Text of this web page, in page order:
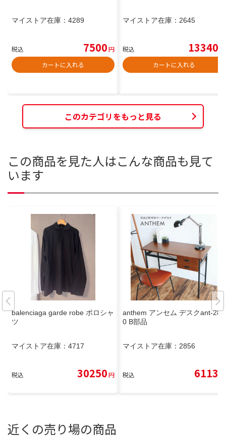
マイストア在庫： 4289
税込 7500円
カートに入れる
マイストア在庫： 2645
税込 13340
カートに入れる
このカテゴリをもっと見る
この商品を見た人はこんな商品も見て
います
balenciaga garde robe ポロシャ
ツ
マイストア在庫： 4717
税込 30250円
anthem アンセム デスクant-284
0 B部品
マイストア在庫： 2856
税込 6113
近くの売り場の商品